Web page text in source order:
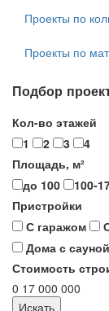
Проекты по
Проекты по
Подбор
Кол-во этажей
1
2 3
4
Площадь, м²
до 100
100-
Пристройки
С гаражом
Дома с сауной
Стоимость
0 17 000 000